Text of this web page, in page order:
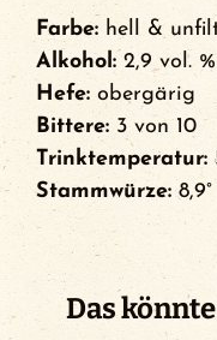
Farbe: hell &
Alkohol: 2,9 vol. %
Hefe: obergärig
Bittere: 3 von 10
Trinktemperatur:
Stammwürze:
Das